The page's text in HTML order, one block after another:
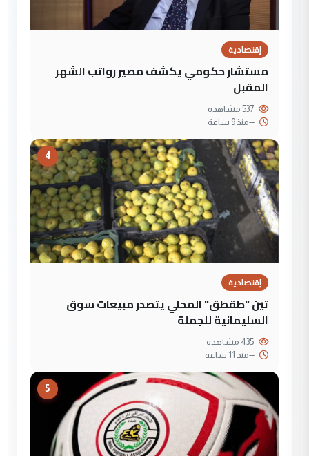
إقتصادية
مستشار حكومي يكشف مصير رواتب الشهر
المقبل
--منذ 9 ساعة
4
إقتصادية
تين "طقطق" المحلي يتصدر مبيعات سوق
السليمانية للجملة
--منذ 11 ساعة
5